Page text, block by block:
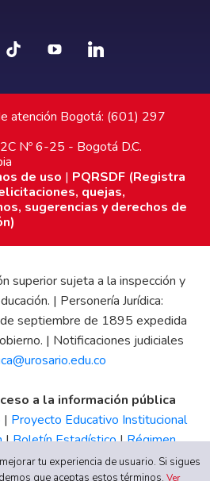
atención Bogotá: (601) 297
Nº 6-25 - Bogotá D.C.
de uso | PQRSDF (Registra
quejas,
sugerencias y derechos de
superior sujeta a la inspección y
| Personería Jurídica:
septiembre de 1895 expedida
| Notificaciones judiciales
a la información pública
| Proyecto Educativo Institucional
|Boletín Estadístico|Régimen
|Código de Ética| Canal
tu experiencia de usuario. Si sigues
que aceptas estos términos.Ver